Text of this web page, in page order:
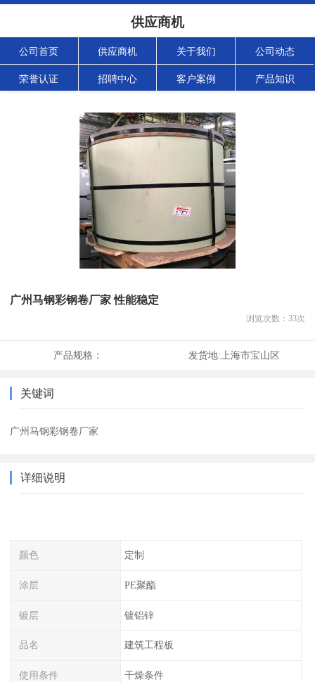
供应商机
公司首页 供应商机 关于我们 公司动态
荣誉认证 招聘中心 客户案例 产品知识
广州马钢彩钢卷厂家 性能稳定
浏览次数： 33次
产品规格： 发货地: 上海市宝山区
关键词
广州马钢彩钢卷厂家
详细说明
颜色 定制
涂层 PE聚酯
镀层 镀铝锌
品名 建筑工程板
使用条件 干燥条件